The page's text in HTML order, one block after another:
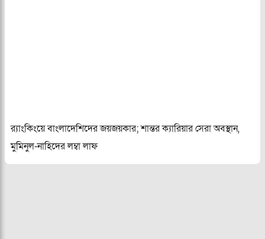
র‍্যাংকিংয়ে বাংলাদেশিদের জয়জয়কার; শান্তর ক্যারিয়ার সেরা অবস্থান,
মুমিনুল-নাহিদের লম্বা লাফ